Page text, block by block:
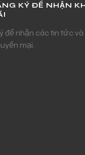
KÝ ĐỂ NHẬN
để nhận các tin tức
mại.